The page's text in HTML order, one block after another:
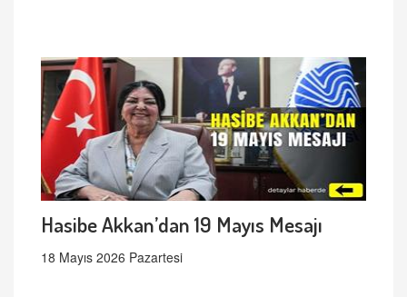
Hasibe Akkan’dan 19 Mayıs Mesajı
18 Mayıs 2026 Pazartesi